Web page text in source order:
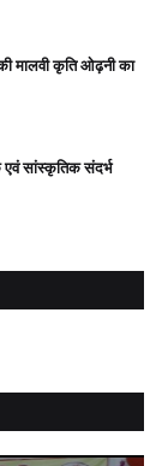
मालवी कृति ओढ़नी का
एवं सांस्कृतिक संदर्भ